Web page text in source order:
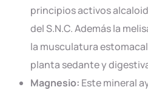
principios activos
del S.N.C. Además la
la musculatura
planta sedante y
Magnesio: Este mineral